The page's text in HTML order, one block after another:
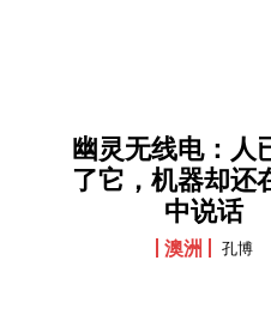
幽灵无线电：人
了它，机器却还
中说话
澳洲 孔博